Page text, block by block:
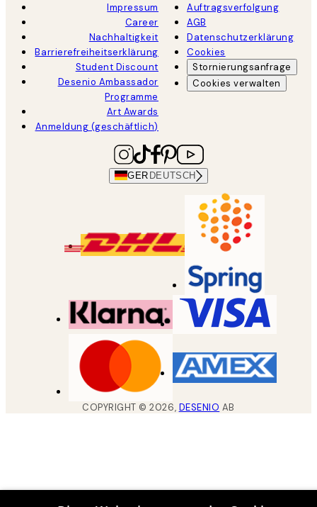
Impressum
Career
Nachhaltigkeit
Barrierefreiheitserklärung
Student Discount
Desenio Ambassador
Programme
Art Awards
Anmeldung (geschäftlich)
Auftragsverfolgung
AGB
Datenschutzerklärung
Cookies
Stornierungsanfrage
Cookies verwalten
GER DEUTSCH
COPYRIGHT ©2026, DESENIO AB